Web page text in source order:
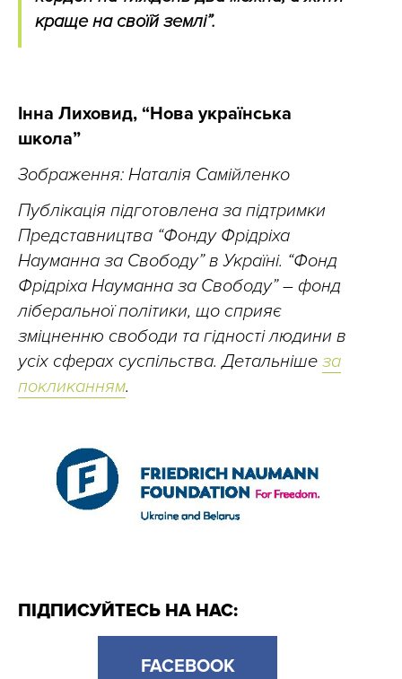
краще на своїй землі”.
Інна Лиховид, “Нова українська
школа”
Зображення: Наталія Самійленко
Публікація підготовлена за підтримки
Представництва “Фонду Фрідріха
Науманна за Свободу” в Україні. “Фонд
Фрідріха Науманна за Свободу” – фонд
ліберальної політики, що сприяє
зміцненню свободи та гідності людини в
усіх сферах суспільства. Детальніше за
покликанням.
ПІДПИСУЙТЕСЬ НА НАС:
FACEBOOK